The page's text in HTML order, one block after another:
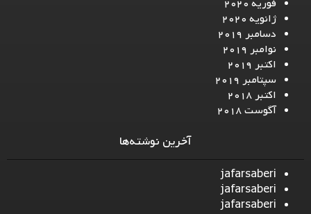
فوریه 2020
ژانویه 2020
دسامبر 2019
نوامبر 2019
اکتبر 2019
سپتامبر 2019
اکتبر 2018
آگوست 2018
آخرین نوشته‌ها
jafarsaberi
jafarsaberi
jafarsaberi